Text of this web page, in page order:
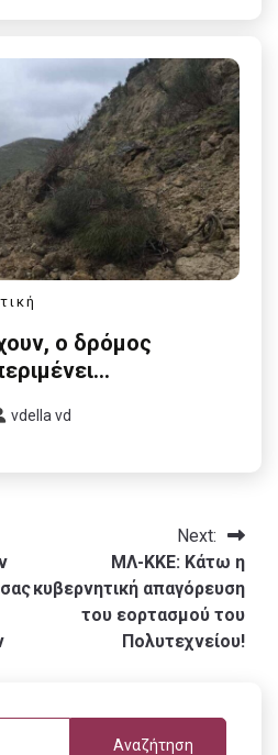
ο δρόμος
vdella vd
Next:
ΜΛ-ΚΚΕ: Κάτω η
κυβερνητική απαγόρευση
του εορτασμού του
Πολυτεχνείου!
Αναζήτηση